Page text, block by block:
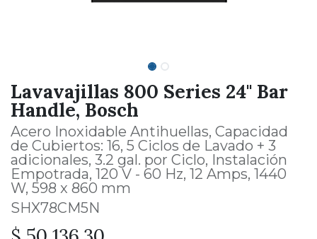
Lavavajillas 800 Series 24'' Bar
Handle, Bosch
Acero Inoxidable Antihuellas, Capacidad
de Cubiertos: 16, 5 Ciclos de Lavado + 3
adicionales, 3.2 gal. por Ciclo, Instalación
Empotrada, 120 V - 60 Hz, 12 Amps, 1440
W, 598 x 860 mm
SHX78CM5N